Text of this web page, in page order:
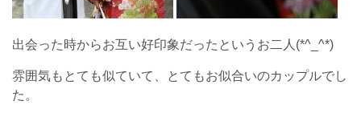
出会った時からお互い好印象だったというお二人(*^_^*)
雰囲気もとても似ていて、とてもお似合いのカップルでし
た。